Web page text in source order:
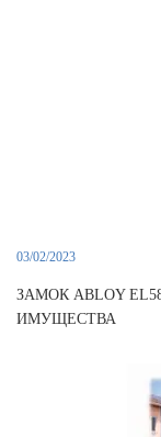
03/02/2023
ЗАМОК ABLOY
ИМУЩЕСТВА